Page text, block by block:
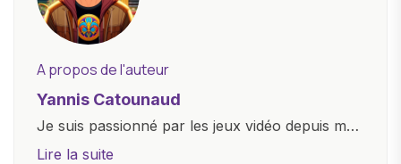
A propos de l'auteur
Yannis Catounaud
Je suis passionné par les jeux vidéo depuis mon
plus jeune âge. Mon amour pour l'univers
Lire la suite